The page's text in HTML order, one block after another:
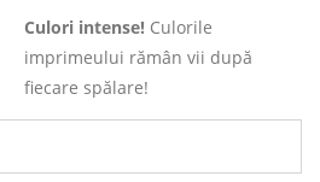
Culori intense! Culorile
imprimeului rămân vii după
fiecare spălare!